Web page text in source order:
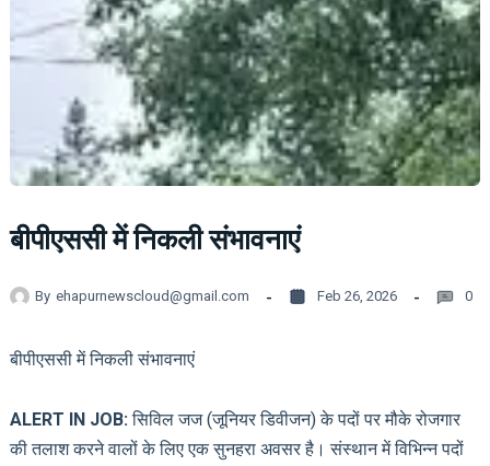
बीपीएससी में निकली संभावनाएं
By ehapurnewscloud@gmail.com Feb 26, 2026 0
बीपीएससी में निकली संभावनाएं
ALERT IN JOB:सिविल जज (जूनियर डिवीजन) के पदों पर मौके रोजगार
की तलाश करने वालों के लिए एक सुनहरा अवसर है। संस्थान में विभिन्न पदों